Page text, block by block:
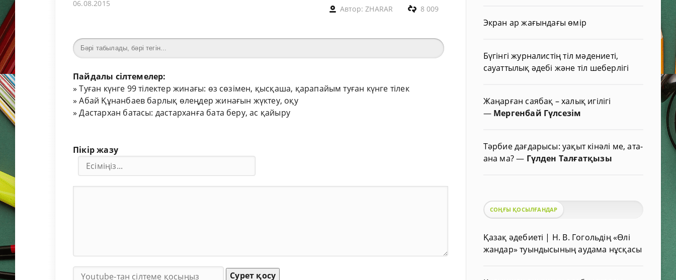
06.08.2015
Автор:ZHARAR 8 009
Пайдалы сілтемелер:
»Туған күнге 99 тілектер жинағы: өз сөзімен, қысқаша, қарапайым туған күнге тілек
»Абай Құнанбаев барлық өлеңдер жинағын жүктеу, оқу
»Дастархан батасы: дастарханға бата беру, ас қайыру
Пікір жазу
Сурет қосу
Экран ар жағындағы өмір
Бүгінгі журналистің тіл мәдениеті,
сауаттылық әдебі және тіл шеберлігі
Жаңарған саябақ – халық игілігі
— Мергенбай Гүлсезім
Тәрбие дағдарысы: уақыт кінәлі ме, ата-
ана ма?— Гүлден Талғатқызы
СОҢҒЫ ҚОСЫЛҒАНДАР
Қазақ әдебиеті | Н. В. Гогольдің «Өлі
жандар» туындысының аудама нұсқасы